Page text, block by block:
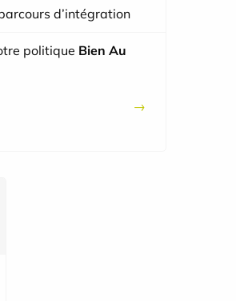
d’intégration
politique Bien Au
fournisseurs sont engagés